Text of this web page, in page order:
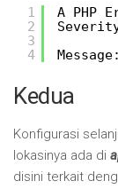
1
2
3
4
A PHP
Kedua
Konfigurasi
lokasinya ada di
disini terkait